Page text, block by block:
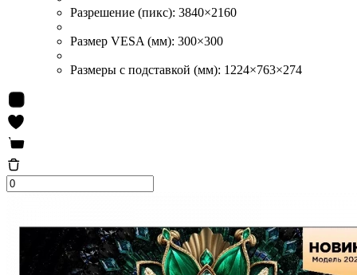
Разрешение (пикс): 3840×2160
Размер VESA (мм): 300×300
Размеры с подставкой (мм): 1224×763×274